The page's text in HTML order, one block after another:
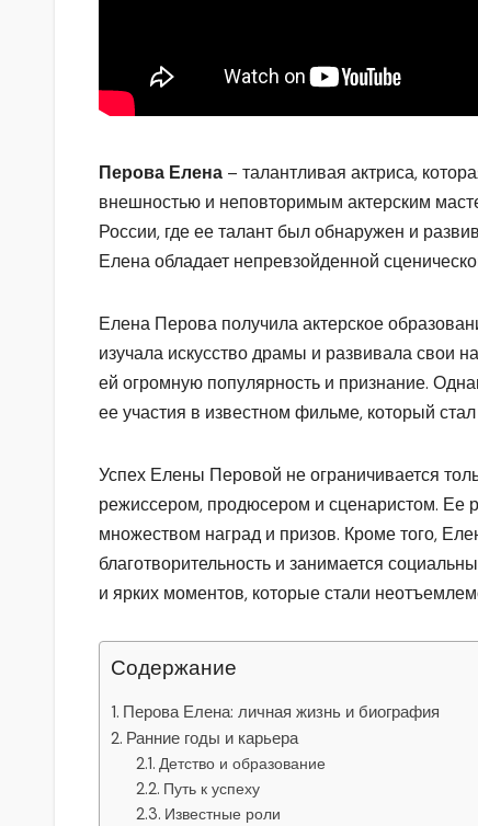
Перова Елена – талантливая актриса,
внешностью и неповторимым актерским
России, где ее талант был обнаружен и
Елена обладает непревзойденной
Елена Перова получила актерское
изучала искусство драмы и развивала свои
ей огромную популярность и признание.
ее участия в известном фильме, который
Успех Елены Перовой не ограничивается
режиссером, продюсером и сценаристом.
множеством наград и призов. Кроме того,
благотворительность и занимается
и ярких моментов, которые стали
Содержание
Перова Елена: личная жизнь и биография
Ранние годы и карьера
Детство и образование
Путь к успеху
Известные роли